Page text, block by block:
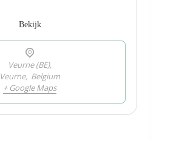
Bekijk
Veurne (BE),
Veurne, Belgium
+ Google Maps